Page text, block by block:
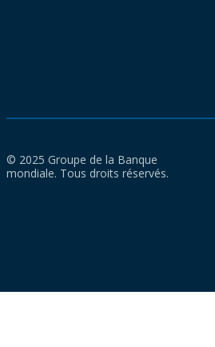
© 2025 Groupe de la Banque
mondiale. Tous droits réservés.